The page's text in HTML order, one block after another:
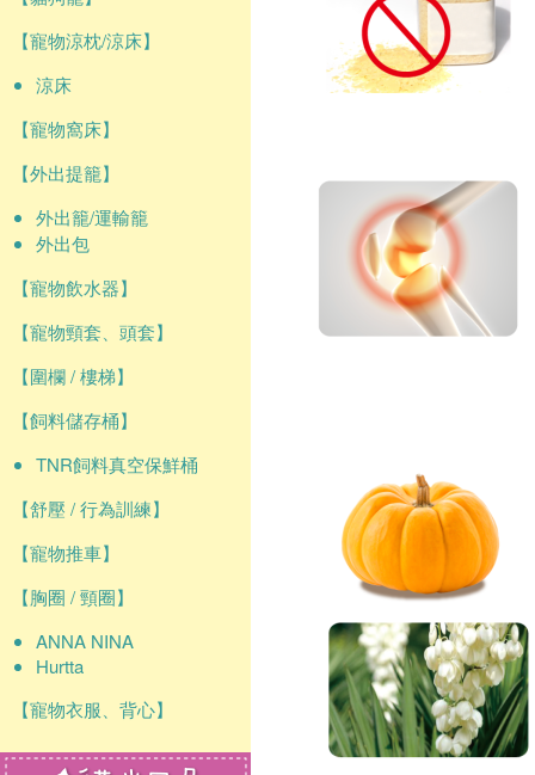
【寵物涼枕/涼床】
涼床
【寵物窩床】
【外出提籠】
外出籠/運輸籠
外出包
【寵物飲水器】
【寵物頸套、頭套】
【圍欄 / 樓梯】
【飼料儲存桶】
TNR飼料真空保鮮桶
【舒壓 / 行為訓練】
【寵物推車】
【胸圈 / 頸圈】
ANNA NINA
Hurtta
【寵物衣服、背心】